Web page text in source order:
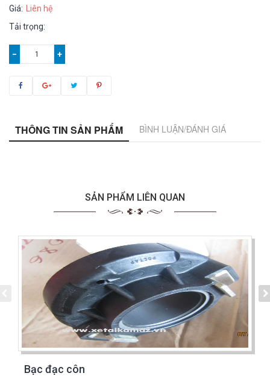
Giá:
Liên hệ
Tải trọng:
− +
THÔNG TIN SẢN PHẨM BÌNH LUẬN/ĐÁNH GIÁ
SẢN PHẨM LIÊN QUAN
Bạc đạc côn